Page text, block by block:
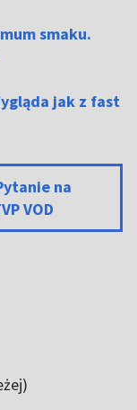
smaku.
jak z fast
na
VOD